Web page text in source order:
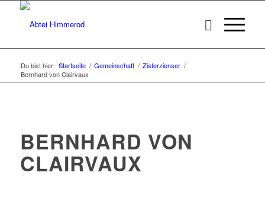
Du bist hier: Startseite / Gemeinschaft / Zisterzienser /
Bernhard von Clairvaux
BERNHARD VON
CLAIRVAUX